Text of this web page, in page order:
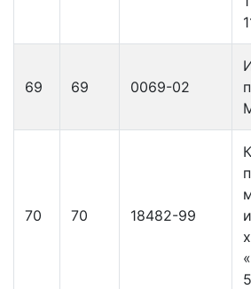
69 69 0069-02
70 70 18482-99